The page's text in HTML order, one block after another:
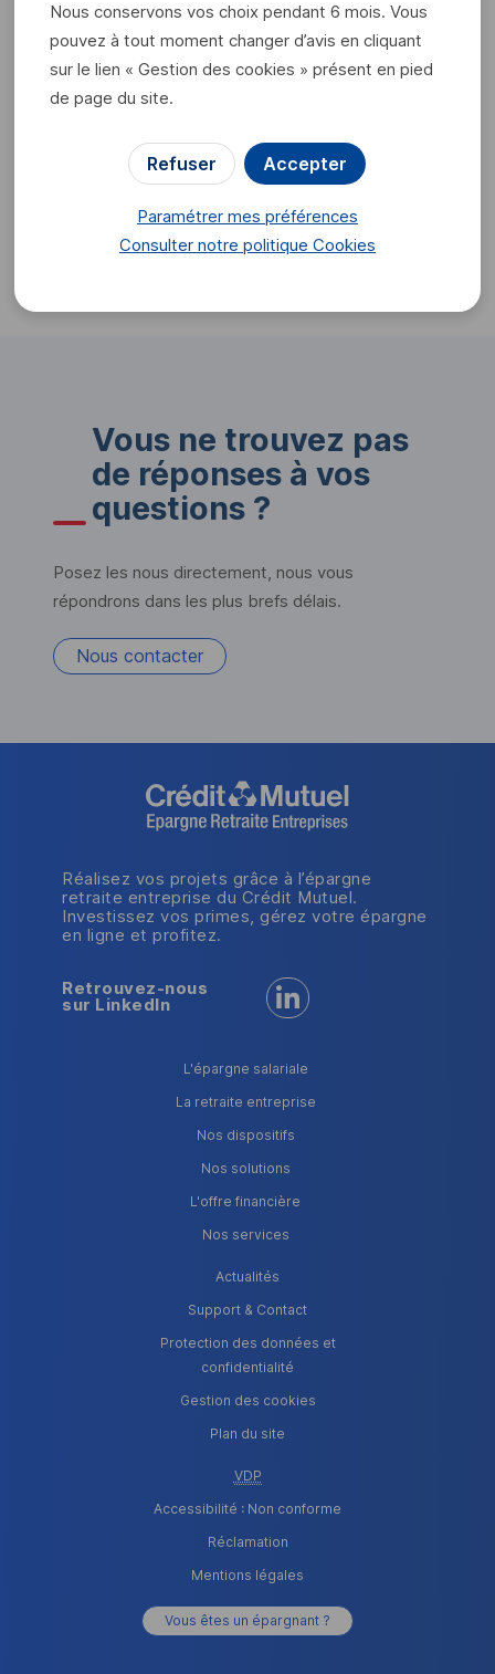
Ces contenus pourraient
également vous intéresser :
Comment regrouper mes comptes épargne salariale
au sein de CIC Epargne Salariale ?
Comment transférer mon épargne retraite sur mon
compte épargne salariale ?
Vous ne trouvez pas
de réponses à vos
questions ?
Posez les nous directement, nous vous
répondrons dans les plus brefs délais.
Nous contacter
Réalisez vos projets grâce à l’épargne
retraite entreprise du Crédit Mutuel.
Investissez vos primes, gérez votre épargne
en ligne et profitez.
Retrouvez-nous
sur LinkedIn Retrouvez-nous sur
L'épargne salariale
La retraite entreprise
Nos dispositifs
Nos solutions
L'offre financière
Nos services
Actualités
Support & Contact
Protection des données et
confidentialité
Gestion des cookies
Plan du site
VDP
Accessibilité : Non conforme
Réclamation
Mentions légales
Vous êtes un épargnant ?
Nous conservons vos choix pendant 6 mois. Vous
pouvez à tout moment changer d’avis en cliquant
sur le lien « Gestion des cookies » présent en pied
de page du site.
Accepter
Refuser
Paramétrer mes préférences
Consulter notre politique Cookies